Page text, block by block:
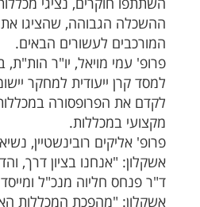
ההשכלה הגבוהה, שהציגו את
המורכבים לעשורים הבאים.
פרופ' עמי מויאל, יו"ר הות"ת,
למסד קרן ייעודית למחקר
לקדם את הפרופסורה
מקצועי במכללות.
פרופ' אליקים רובינשטיין,
אשקלון: "אנחנו בציון דרך,
ד"ר פנחס חליוה מנכ"ל
אשקלון: "מהפכת המכללות